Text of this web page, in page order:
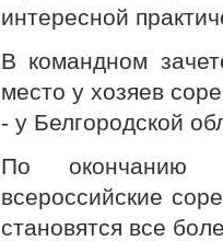
интересной
В командном
место у хозяев
- у Белгородской
По окончанию
всероссийские
становятся все